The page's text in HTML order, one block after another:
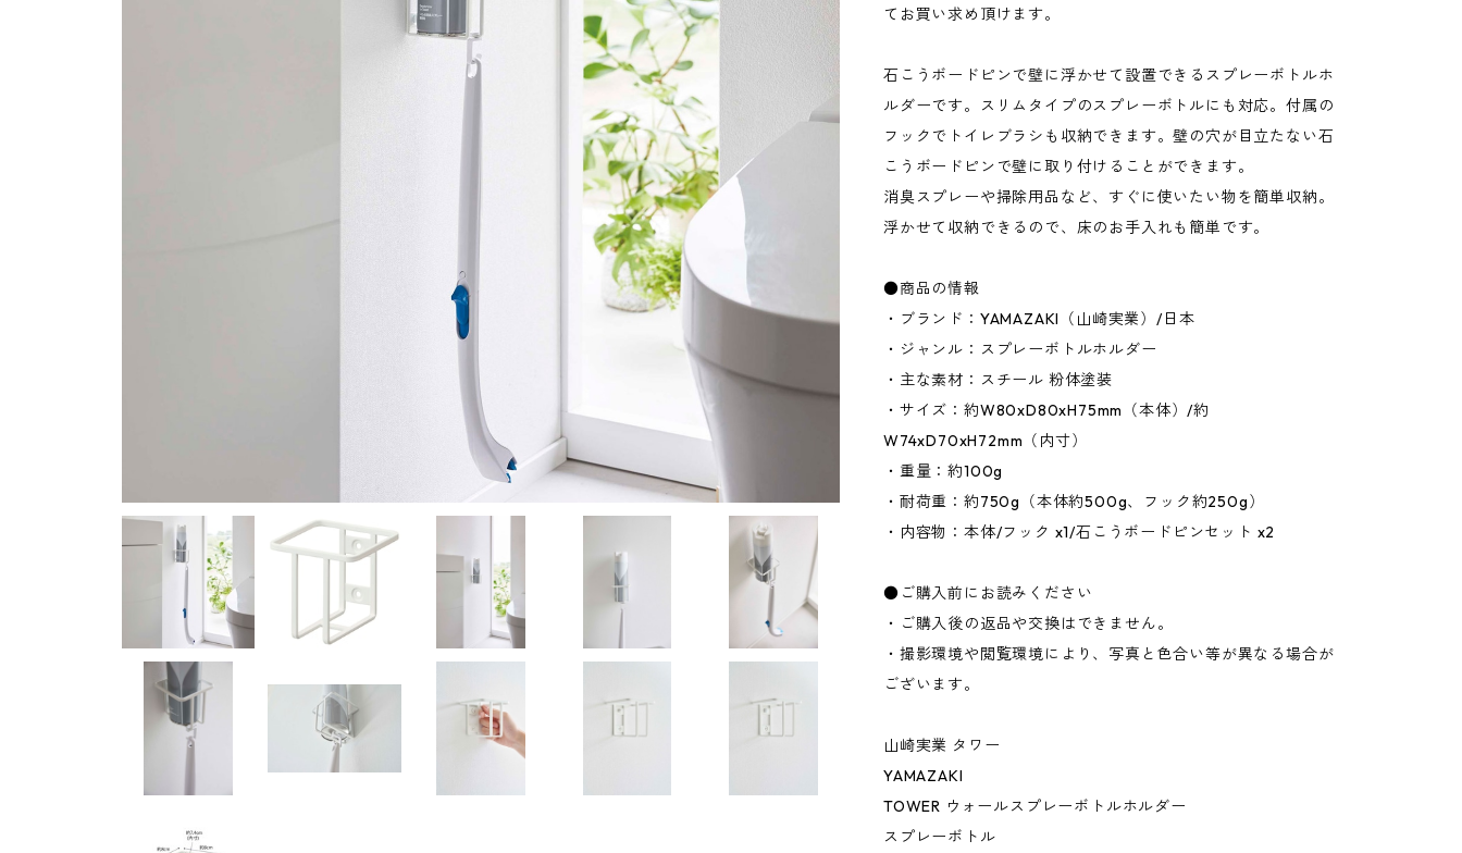
てお買い求め頂けます。
石こうボードピンで壁に浮かせて設置できるスプレーボトルホ
ルダーです。スリムタイプのスプレーボトルにも対応。付属の
フックでトイレブラシも収納できます。壁の穴が目立たない石
こうボードピンで壁に取り付けることができます。
消臭スプレーや掃除用品など、すぐに使いたい物を簡単収納。
浮かせて収納できるので、床のお手入れも簡単です。
●商品の情報
・ブランド：YAMAZAKI（山崎実業）/日本
・ジャンル：スプレーボトルホルダー
・主な素材：スチール 粉体塗装
・サイズ：約W80xD80xH75mm（本体）/約
W74xD70xH72mm（内寸）
・重量：約100g
・耐荷重：約750g（本体約500g、フック約250g）
・内容物：本体/フック x1/石こうボードピンセット x2
●ご購入前にお読みください
・ご購入後の返品や交換はできません。
・撮影環境や閲覧環境により、写真と色合い等が異なる場合が
ございます。
山崎実業 タワー
YAMAZAKI
TOWER ウォールスプレーボトルホルダー
スプレーボトル